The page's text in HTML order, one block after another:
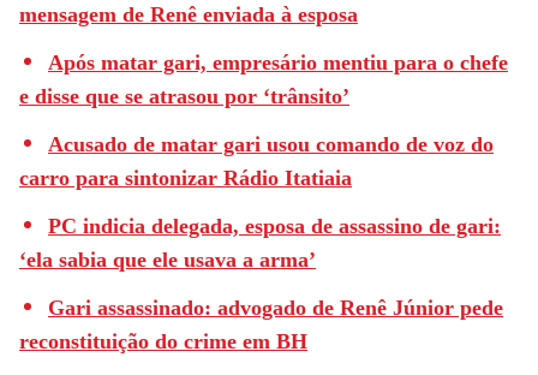
mensagem de Renê enviada à esposa
Após matar gari, empresário mentiu para o chefe
e disse que se atrasou por ‘trânsito’
Acusado de matar gari usou comando de voz do
carro para sintonizar Rádio Itatiaia
PC indicia delegada, esposa de assassino de gari:
‘ela sabia que ele usava a arma’
Gari assassinado: advogado de Renê Júnior pede
reconstituição do crime em BH